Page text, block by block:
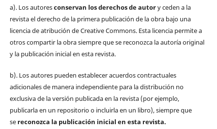
a). Los autoresconservan los derechos de autory ceden a la
revista el derecho de la primera publicación de la obra bajo una
licencia de atribución de Creative Commons. Esta licencia permite a
otros compartir la obra siempre que se reconozca la autoría original
y la publicación inicial en esta revista.
b). Los autores pueden establecer acuerdos contractuales
adicionales de manera independiente para la distribución no
exclusiva de la versión publicada en la revista (por ejemplo,
publicarla en un repositorio o incluirla en un libro), siempre que
sereconozca la publicación inicial en esta revista.